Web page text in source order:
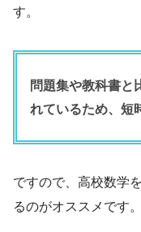
す。
問題集や教科書と
れているため、短
ですので、高校数学
るのがオススメです。